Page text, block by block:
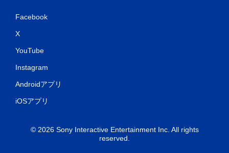
Facebook
X
YouTube
Instagram
Androidアプリ
iOSアプリ
© 2026 Sony Interactive Entertainment Inc. All rights
reserved.